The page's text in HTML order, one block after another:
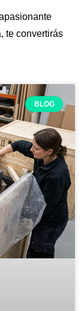
te convertirás
BLOG